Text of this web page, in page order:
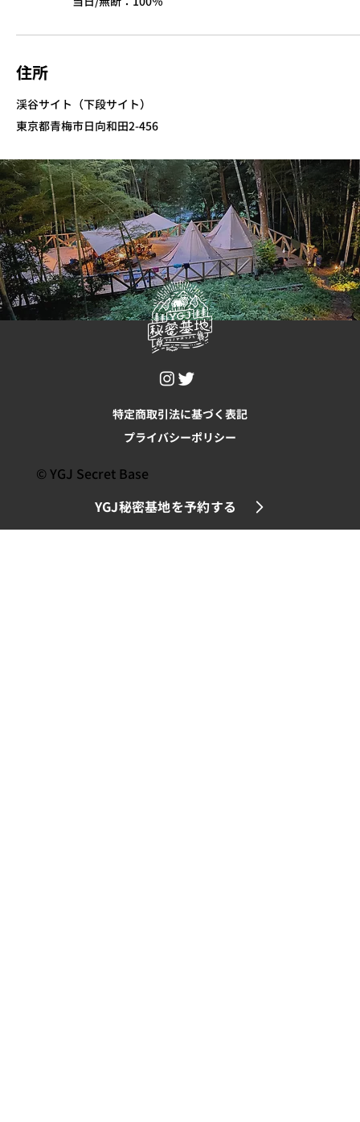
住所
渓谷サイト（下段サイト）
東京都青梅市日向和田2-456
© YGJ Secret Base
YGJ秘密基地を予約する
特定商取引法に基づく表記
プライバシーポリシー